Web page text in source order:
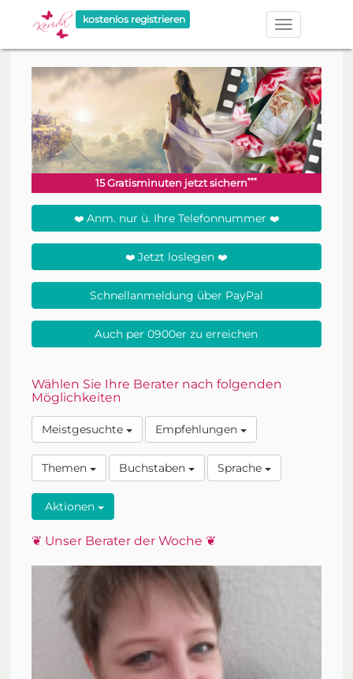
kostenlos registrieren
15 Gratisminuten jetzt sichern***
❤️️Anm. nur ü. Ihre Telefonnummer ❤️️
❤️️ Jetzt loslegen❤️️
Schnellanmeldung über PayPal
Auch per 0900er zu erreichen
Wählen Sie Ihre Berater nach folgenden
Möglichkeiten
️Meistgesuchte Empfehlungen
Themen Buchstaben Sprache
Aktionen
❦ Unser Berater der Woche ❦